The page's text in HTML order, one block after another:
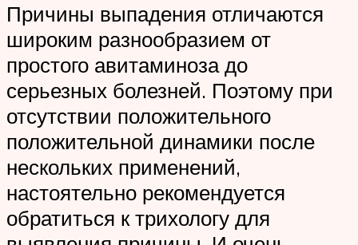
Причины выпадения отличаются
широким разнообразием от
простого авитаминоза до
серьезных болезней. Поэтому при
отсутствии положительного
положительной динамики после
нескольких применений,
настоятельно рекомендуется
обратиться к трихологу для